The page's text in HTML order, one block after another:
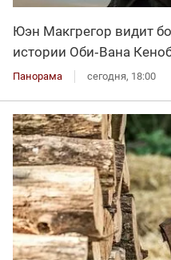
Юэн Макгрегор видит
истории Оби‑Вана
Панорама сегодня, 18:00